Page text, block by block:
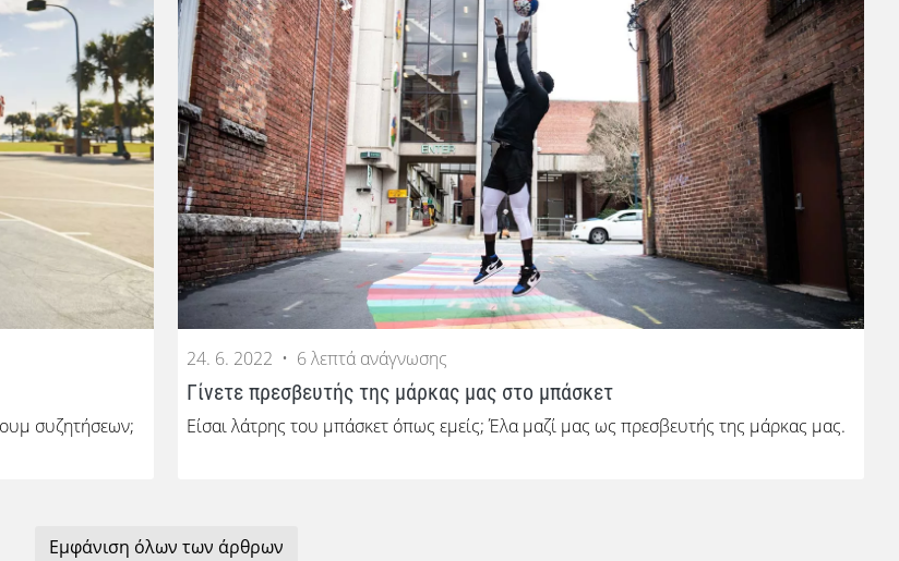
συζητήσεων;
24. 6. 2022 • 6 λεπτά ανάγνωσης
Γίνετε πρεσβευτής της μάρκας μας στο μπάσκετ
Είσαι λάτρης του μπάσκετ όπως εμείς; Έλα μαζί μας ως πρεσβευτής της μάρκας μας.
Εμφάνιση όλων των άρθρων